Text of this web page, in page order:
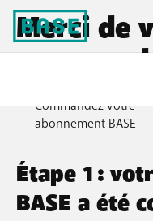
Merci de
Commandez votre
abonnement BASE
Étape 1 :
BASE a été